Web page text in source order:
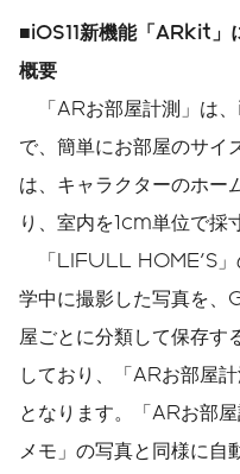
■iOS11新機能「ARkit」
概要
「ARお部屋計測」は
で、簡単にお部屋のサイ
は、キャラクターのホー
り、室内を1cm単位で採
「LIFULL HOME'S」
学中に撮影した写真を、
屋ごとに分類して保存す
しており、「ARお部屋
となります。「ARお部
メモ」の写真と同様に自